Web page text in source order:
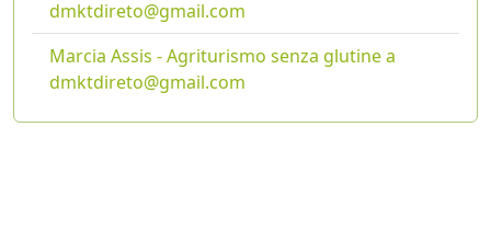
dmktdireto@gmail.com
Marcia Assis - Agriturismo senza glutine a
dmktdireto@gmail.com